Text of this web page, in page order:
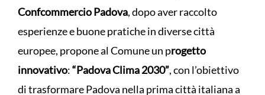
Confcommercio Padova, dopo aver raccolto
esperienze e buone pratiche in diverse città
europee, propone al Comune un progetto
innovativo:“Padova Clima 2030”, con l’obiettivo
di trasformare Padova nella prima città italiana a